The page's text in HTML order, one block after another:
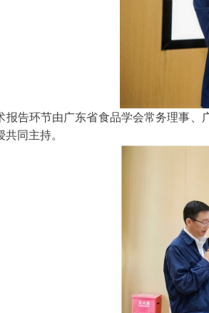
报告环节由广东省食品学会常务理事
同主持。